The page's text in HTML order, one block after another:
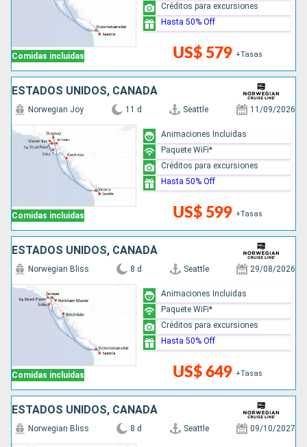
Comidas incluidas US$ 579 +Tasas
Créditos para excursiones
Hasta 50% Off
ESTADOS UNIDOS, CANADÁ
Comidas incluidas
Norwegian Joy 11 d Seattle 11/09/2026
US$ 599 +Tasas
Animaciones Incluidas
Paquete WiFi*
Créditos para excursiones
Hasta 50% Off
ESTADOS UNIDOS, CANADÁ
Comidas incluidas
Norwegian Bliss 8 d Seattle 29/08/2026
US$ 649 +Tasas
Animaciones Incluidas
Paquete WiFi*
Créditos para excursiones
Hasta 50% Off
ESTADOS UNIDOS, CANADÁ
Norwegian Bliss 8 d Seattle 09/10/2027